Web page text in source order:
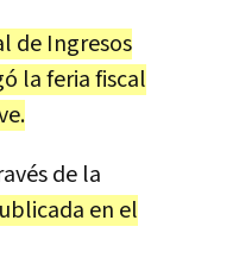
de Ingresos
la feria fiscal
de la
en el